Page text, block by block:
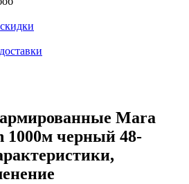
скидки
Mara
1000м черный 48-